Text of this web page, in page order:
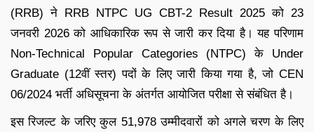
(RRB) ने RRB NTPC UG CBT-2 Result 2025 को 23
जनवरी 2026 को आधिकारिक रूप से जारी कर दिया है। यह परिणाम
Non-Technical Popular Categories (NTPC) के Under
Graduate (12वीं स्तर) पदों के लिए जारी किया गया है, जो CEN
06/2024 भर्ती अधिसूचना के अंतर्गत आयोजित परीक्षा से संबंधित है।
इस रिजल्ट के जरिए कुल 51,978 उम्मीदवारों को अगले चरण के लिए